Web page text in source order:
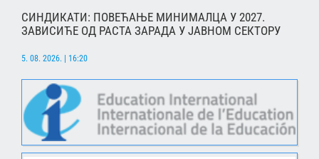
СИНДИКАТИ: ПОВЕЋАЊЕ МИНИМАЛЦА У 2027.
ЗАВИСИЋЕ ОД РАСТА ЗАРАДА У ЈАВНОМ СЕКТОРУ
5. 08. 2026. | 16:20